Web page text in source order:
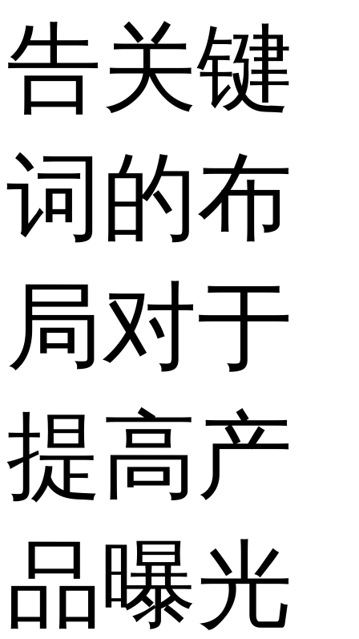
告关键
词的布
局对于
提高产
品曝光